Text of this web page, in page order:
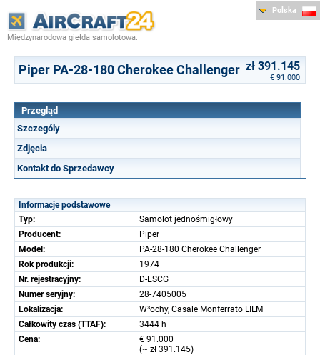
Międzynarodowa giełda samolotowa.
Polska
Piper PA-28-180 Cherokee Challenger zł 391.145
€ 91.000
Przegląd
Szczególy
Zdjęcia
Kontakt do Sprzedawcy
Informacje podstawowe
Typ:
Samolot jednośmigłowy
Producent:
Piper
Model:
PA-28-180 Cherokee Challenger
Rok produkcji:
1974
Nr. rejestracyjny:
D-ESCG
Numer seryjny:
28-7405005
Lokalizacja:
W³ochy, Casale Monferrato LILM
Całkowity czas (TTAF):
3444 h
Cena:
€ 91.000
(~ zł 391.145)